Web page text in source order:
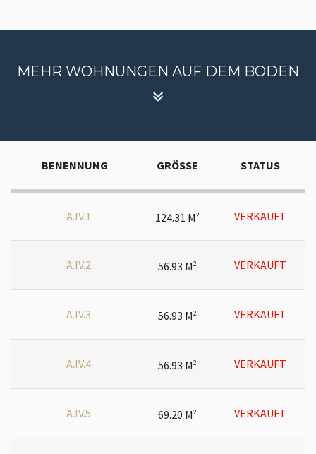
MEHR WOHNUNGEN AUF DEM BODEN
BENENNUNG GRÖSSE STATUS
A.IV.1 124.31 M2 VERKAUFT
A.IV.2 56.93 M2 VERKAUFT
A.IV.3 56.93 M2 VERKAUFT
A.IV.4 56.93 M2 VERKAUFT
A.IV.5 69.20 M2 VERKAUFT